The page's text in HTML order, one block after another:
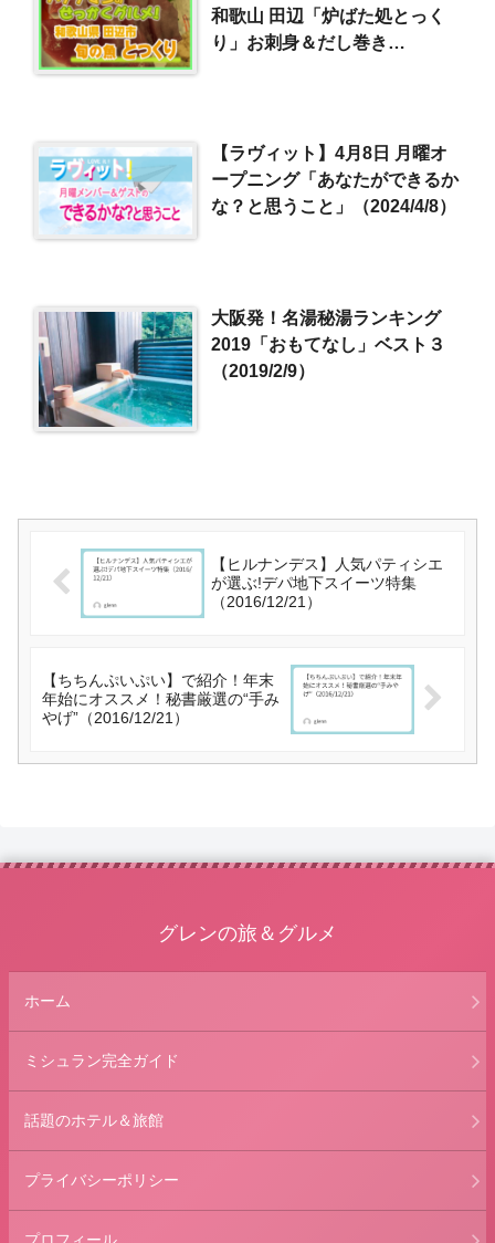
和歌山 田辺「炉ばた処とっく
り」お刺身＆だし巻き
【ラヴィット】4月8日 月曜オ
ープニング「あなたができるか
な？と思うこと」（2024/4/8）
大阪発！名湯秘湯ランキング
2019「おもてなし」ベスト３
（2019/2/9）
【ヒルナンデス】人気パティシエ
が選ぶ!デパ地下スイーツ特集
（2016/12/21）
【ちちんぷいぷい】で紹介！年末
年始にオススメ！秘書厳選の“手み
やげ”（2016/12/21）
グレンの旅＆グルメ
ホーム
ミシュラン完全ガイド
話題のホテル＆旅館
プライバシーポリシー